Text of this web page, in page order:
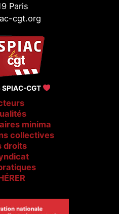
Paris
cgt.org
CGT
minima
collectives
droits